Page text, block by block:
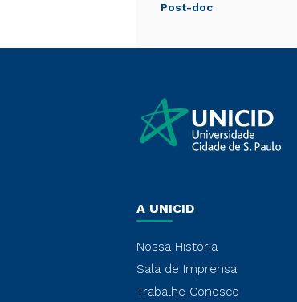
Post-doc
A UNICID
Nossa História
Sala de Imprensa
Trabalhe Conosco